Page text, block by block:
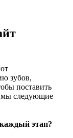
зубов,
поставить
следующие
этап?